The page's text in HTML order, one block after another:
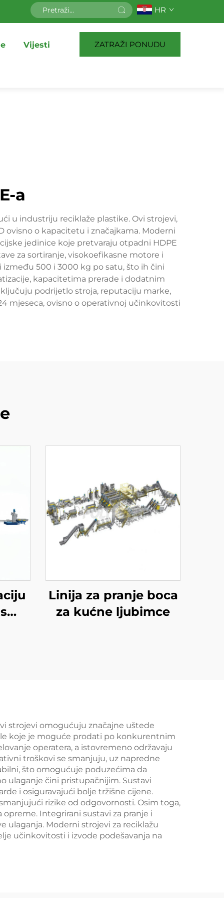
HR
Vijesti ZATRAŽI PONUDU
a
u industriju reciklaže plastike. Ovi strojevi,
ovisno o kapacitetu i značajkama. Moderni
jedinice koje pretvaraju otpadni HDPE
za sortiranje, visokoefikasne motore i
500 i 3000 kg po satu, što ih čini
kapacitetima prerade i dodatnim
podrijetlo stroja, reputaciju marke,
mjeseca, ovisno o operativnoj učinkovitosti
Linija za pranje boca
za kućne ljubimce
strojevi omogućuju značajne uštede
koje je moguće prodati po konkurentnim
operatera, a istovremeno održavaju
troškovi se smanjuju, uz napredne
što omogućuje poduzećima da
ulaganje čini pristupačnijim. Sustavi
i osiguravajući bolje tržišne cijene.
rizike od odgovornosti. Osim toga,
Integrirani sustavi za pranje i
Moderni strojevi za reciklažu
učinkovitosti i izvode podešavanja na